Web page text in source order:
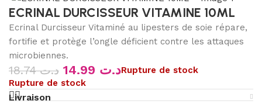
ECRINAL DURCISSEUR VITAMINE 10ML
Ecrinal Durcisseur Vitaminé au lipesters de soie répare,
fortifie et protège l’ongle déficient contre les attaques
microbiennes.
د.ت18.74 د.تRupture de stock
Rupture de stock
Livraison